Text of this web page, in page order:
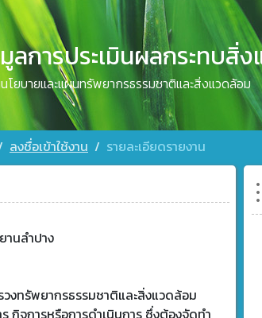
การประเมินผลกระทบสิ่
โยบายและแผนทรัพยากรธรรมชาติและสิ่งแวดล้อม
ลงชื่อเข้าใช้งาน รายละเอียดรายงาน
านลำปาง
วงทรัพยากรธรรมชาติและสิ่งแวดล้อม